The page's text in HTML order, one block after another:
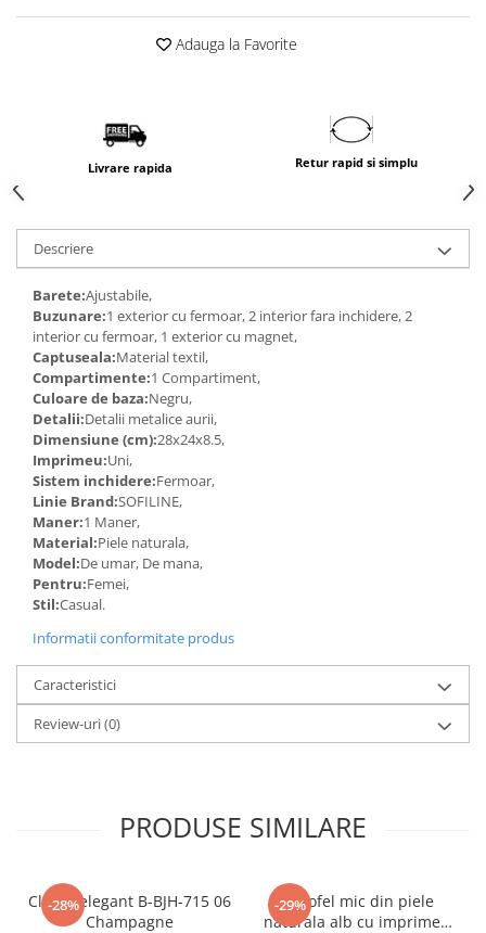
Adauga la Favorite
Livrare rapida Retur rapid si simplu
Descriere
Barete:Ajustabile,
Buzunare:1 exterior cu fermoar, 2 interior fara inchidere, 2
interior cu fermoar, 1 exterior cu magnet,
Captuseala:Material textil,
Compartimente:1 Compartiment,
Culoare de baza:Negru,
Detalii:Detalii metalice aurii,
Dimensiune (cm):28x24x8.5,
Imprimeu:Uni,
Sistem inchidere:Fermoar,
Linie Brand:SOFILINE,
Maner:1 Maner,
Material:Piele naturala,
Model:De umar, De mana,
Pentru:Femei,
Stil:Casual.
Informatii conformitate produs
Caracteristici
Review-uri(0)
PRODUSE SIMILARE
-28%
Clutch elegant B-BJH-715 06
Champagne
-29%
Portofel mic din piele
naturala alb cu imprimeu